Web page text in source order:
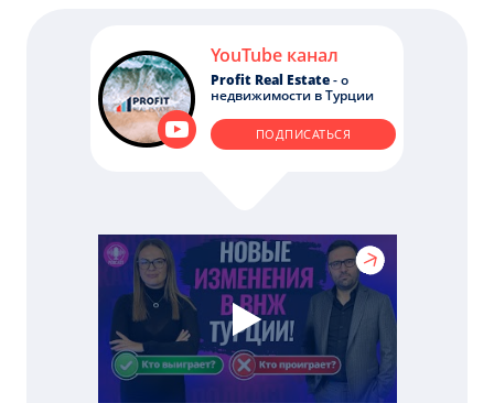
YouTube канал
Profit Real Estate- о
недвижимости в Турции
ПОДПИСАТЬСЯ